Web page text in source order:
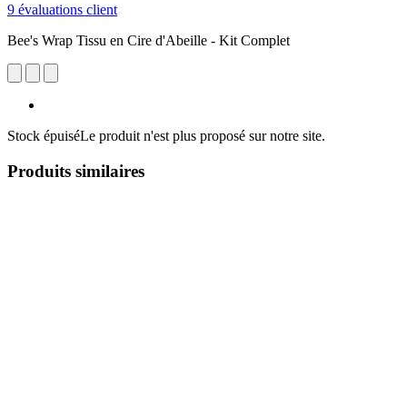
9 évaluations client
Bee's Wrap Tissu en Cire d'Abeille - Kit Complet
Stock épuiséLe produit n'est plus proposé sur notre site.
Produits similaires